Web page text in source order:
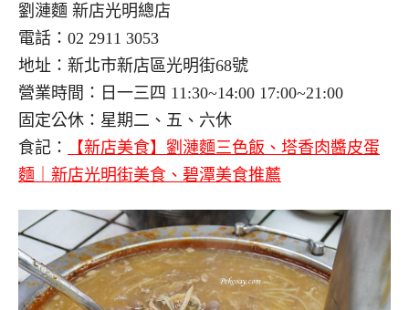
劉漣麵 新店光明總店
電話：02 2911 3053
地址：新北市新店區光明街68號
營業時間：日一三四 11:30~14:00 17:00~21:00
固定公休：星期二、五、六休
食記：
【新店美食】劉漣麵三色飯、塔香肉醬皮蛋
麵｜新店光明街美食、碧潭美食推薦